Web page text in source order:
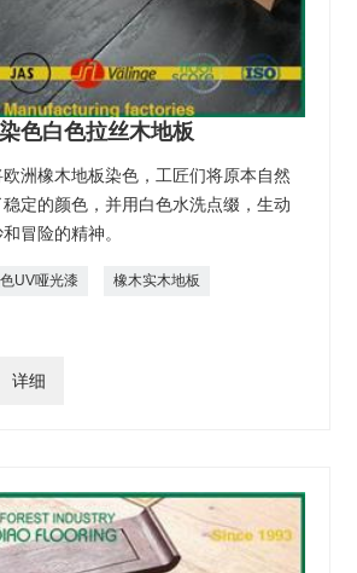
色白色拉丝木地板
洲橡木地板染色，工匠们将原本自然
定的颜色，并用白色水洗点缀，生动
冒险的精神。
UV哑光漆 橡木实木地板
详细